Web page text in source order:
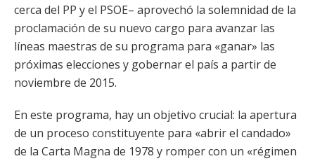
cerca del PP y el PSOE– aprovechó la solemnidad de la
proclamación de su nuevo cargo para avanzar las
líneas maestras de su programa para «ganar» las
próximas elecciones y gobernar el país a partir de
noviembre de 2015.
En este programa, hay un objetivo crucial: la apertura
de un proceso constituyente para «abrir el candado»
de la Carta Magna de 1978 y romper con un «régimen